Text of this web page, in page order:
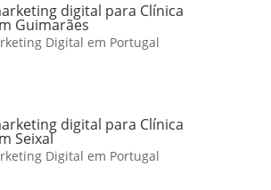
digital para Clínica
Guimarães
Digital em Portugal
digital para Clínica
Seixal
Digital em Portugal